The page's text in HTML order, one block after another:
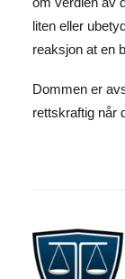
liten eller
reaksjon at en
Dommen er
rettskraftig når